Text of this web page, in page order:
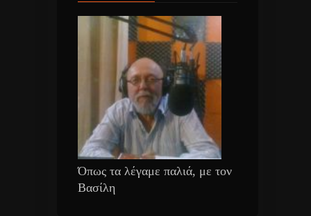
Όπως τα λέγαμε παλιά, με τον
Βασίλη